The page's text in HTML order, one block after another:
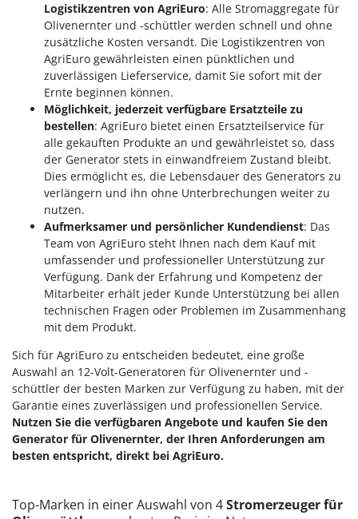
Rossofuoco
Rover Pompe
Royal Food
Ryobi
S.T.P.
Santos
Sbaraglia
Schnitzer
Seven Italy
Shark
Shindaiwa
Silky
Simatech
Sirman
Skil
Smartwood
Smeg
Snapper
Spice Electronics
Logistikzentren von AgriEuro: Alle Stromaggregate für
Olivenernter und -schüttler werden schnell und ohne
zusätzliche Kosten versandt. Die Logistikzentren von
AgriEuro gewährleisten einen pünktlichen und
zuverlässigen Lieferservice, damit Sie sofort mit der
Ernte beginnen können.
Möglichkeit, jederzeit verfügbare Ersatzteile zu
bestellen: AgriEuro bietet einen Ersatzteilservice für
alle gekauften Produkte an und gewährleistet so, dass
der Generator stets in einwandfreiem Zustand bleibt.
Dies ermöglicht es, die Lebensdauer des Generators zu
verlängern und ihn ohne Unterbrechungen weiter zu
nutzen.
Aufmerksamer und persönlicher Kundendienst: Das
Team von AgriEuro steht Ihnen nach dem Kauf mit
umfassender und professioneller Unterstützung zur
Verfügung. Dank der Erfahrung und Kompetenz der
Mitarbeiter erhält jeder Kunde Unterstützung bei allen
technischen Fragen oder Problemen im Zusammenhang
mit dem Produkt.
Sich für AgriEuro zu entscheiden bedeutet, eine große
Auswahl an 12-Volt-Generatoren für Olivenernter und -
schüttler der besten Marken zur Verfügung zu haben, mit der
Garantie eines zuverlässigen und professionellen Service.
Nutzen Sie die verfügbaren Angebote und kaufen Sie den
Generator für Olivenernter, der Ihren Anforderungen am
besten entspricht, direkt bei AgriEuro.
Top-Marken in einer Auswahl von 4Stromerzeuger für